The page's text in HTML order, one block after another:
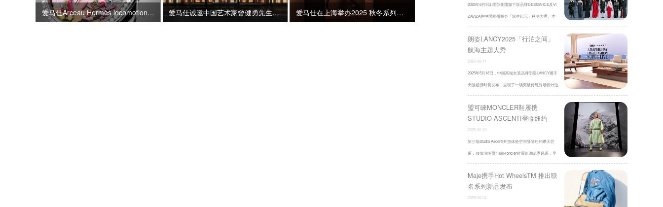
爱马仕Arceau Hermès locomotion “超现实爱马仕枢纽”腕表新品发布 爱马仕诚邀中国艺术家曾健勇先生为上海“爱马仕之家”打造夏季主题橱窗暨同名展览 爱马仕在上海举办2025 秋冬系列新品发布
2025年6月9日,维莎集团旗下双品牌DESIGNICE及VI
ZAVIZA在中国杭州举办「双生纪元」秋冬大秀。本
次大秀以双生叙事重构风格史诗,由超模秦蕾、 ...
朗姿LANCY2025「行泊之间」
航海主题大秀
2025-06-11
2025年5月18日，中国高端女装品牌朗姿LANCY携手
天猫超级时装发布，呈现了一场突破传统秀场设计边
界的沉浸式直播大秀——「行泊之间」。朗姿 ...
盟可睐MONCLER鞋履携
STUDIO ASCENTI登临纽约
2025-06-10
第三场Studio Ascenti开放体验空间登陆纽约摩天巨
厦，倾情演绎盟可睐Moncler鞋履新潮流季风采，呈
献Moncler Altive、Trailgrip LP、Trai ...
Maje携手Hot WheelsTM 推出联
名系列新品发布
2025-06-04